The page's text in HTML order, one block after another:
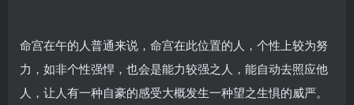
命宫在午的人普通来说，命宫在此位置的人，个性上较为努
力，如非个性强悍，也会是能力较强之人，能自动去照应他
人，让人有一种自豪的感受大概发生一种望之生惧的威严。